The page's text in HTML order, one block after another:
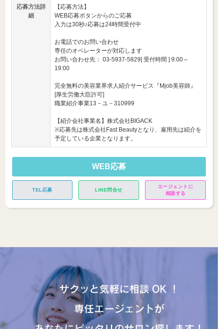
応募方法詳
細
【応募方法】
WEB応募ボタンからのご応募
入力は30秒♪応募は24時間受付中
お電話でのお問い合わせ
専任のオペレーターが対応します
お問い合わせ先： 03-5937-5829[ 受付時間 ] 9:00～
19:00
完全無料の美容業界求人紹介サービス『Mjob美容師』
[厚生労働大臣許可]
職業紹介事業13－ユ－310999
【紹介会社事業名】株式会社BIGACK
※応募先は株式会社Fast Beautyとなり、雇用先は紹介を
予定している企業となります。
WEB応募
TEL応募 LINE問合せ
エージェントに
相談する